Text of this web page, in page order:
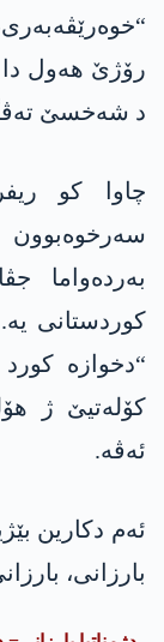
رۆژێ ھەول
د شەخسێ
چاوا کو
سەرخوەبوون
بەردەواما
کوردستانی
“دخوازە
کۆلەتیێ ژ
ئەڤە.
ئەم دکارین
بارزانی،